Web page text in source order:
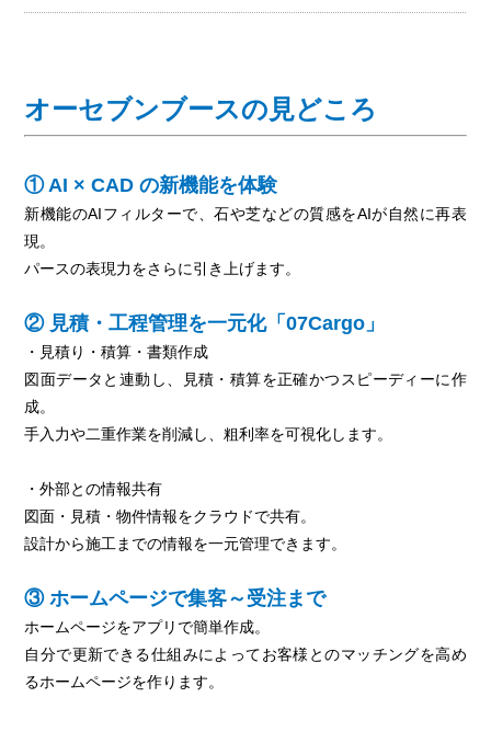
オーセブンブースの見どころ
① AI × CAD の新機能を体験
新機能のAIフィルターで、石や芝などの質感をAIが自然に再表
現。
パースの表現力をさらに引き上げます。
② 見積・工程管理を一元化「07Cargo」
・見積り・積算・書類作成
図面データと連動し、見積・積算を正確かつスピーディーに作
成。
手入力や二重作業を削減し、粗利率を可視化します。
・外部との情報共有
図面・見積・物件情報をクラウドで共有。
設計から施工までの情報を一元管理できます。
③ ホームページで集客～受注まで
ホームページをアプリで簡単作成。
自分で更新できる仕組みによってお客様とのマッチングを高め
るホームページを作ります。